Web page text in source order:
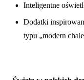
Inteligentne
Dodatki
typu „modern